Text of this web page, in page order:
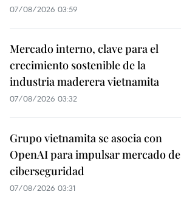
07/08/2026 03:59
Mercado interno, clave para el
crecimiento sostenible de la
industria maderera vietnamita
07/08/2026 03:32
Grupo vietnamita se asocia con
OpenAI para impulsar mercado de
ciberseguridad
07/08/2026 03:31